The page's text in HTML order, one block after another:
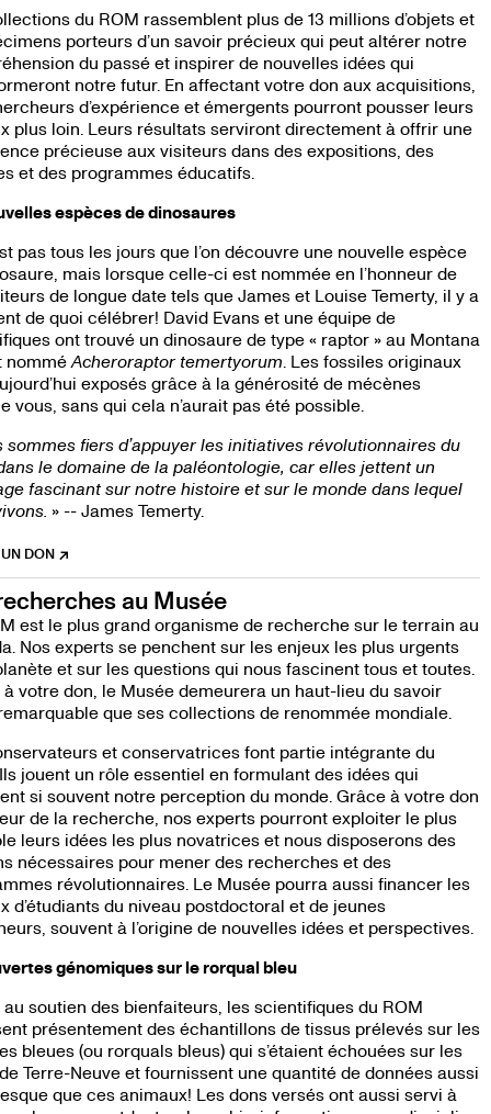
du ROM rassemblent plus de 13 millions d’objets et
porteurs d’un savoir précieux qui peut altérer notre
du passé et inspirer de nouvelles idées qui
notre futur. En affectant votre don aux acquisitions,
d’expérience et émergents pourront pousser leurs
plus loin. Leurs résultats serviront directement à offrir une
précieuse aux visiteurs dans des expositions, des
et des programmes éducatifs.
espèces de dinosaures
pas tous les jours que l’on découvre une nouvelle espèce
mais lorsque celle-ci est nommée en l’honneur de
de longue date tels que James et Louise Temerty, il y a
de quoi célébrer! David Evans et une équipe de
ont trouvé un dinosaure de type « raptor » au Montana
nomméAcheroraptor temertyorum. Les fossiles originaux
exposés grâce à la générosité de mécènes
vous, sans qui cela n’aurait pas été possible.
sommes fiers d’appuyer les initiatives révolutionnaires du
le domaine de la paléontologie, car elles jettent un
fascinant sur notre histoire et sur le monde dans lequel
» -- James Temerty.
DON
au Musée
est le plus grand organisme de recherche sur le terrain au
Nos experts se penchent sur les enjeux les plus urgents
et sur les questions qui nous fascinent tous et toutes.
votre don, le Musée demeurera un haut-lieu du savoir
que ses collections de renommée mondiale.
et conservatrices font partie intégrante du
jouent un rôle essentiel en formulant des idées qui
si souvent notre perception du monde. Grâce à votre don
de la recherche, nos experts pourront exploiter le plus
leurs idées les plus novatrices et nous disposerons des
nécessaires pour mener des recherches et des
révolutionnaires. Le Musée pourra aussi financer les
d’étudiants du niveau postdoctoral et de jeunes
souvent à l’origine de nouvelles idées et perspectives.
génomiques sur le rorqual bleu
soutien des bienfaiteurs, les scientifiques du ROM
présentement des échantillons de tissus prélevés sur les
bleues (ou rorquals bleus) qui s’étaient échouées sur les
Terre-Neuve et fournissent une quantité de données aussi
que ces animaux! Les dons versés ont aussi servi à